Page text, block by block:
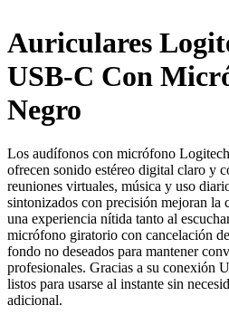
Auriculares
USB-C Con
Negro
Los audífonos con micrófono
ofrecen sonido estéreo digital claro y
reuniones virtuales, música y uso
sintonizados con precisión mejoran la
una experiencia nítida tanto al
micrófono giratorio con cancelación
fondo no deseados para mantener
profesionales. Gracias a su conexión
listos para usarse al instante sin
adicional.